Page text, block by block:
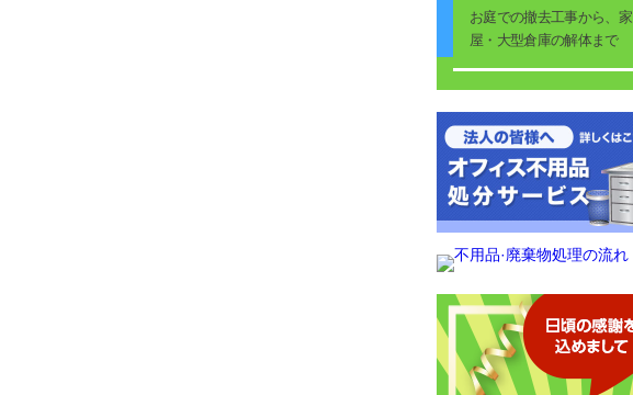
お庭での撤去工事から、家
屋・大型倉庫の解体まで